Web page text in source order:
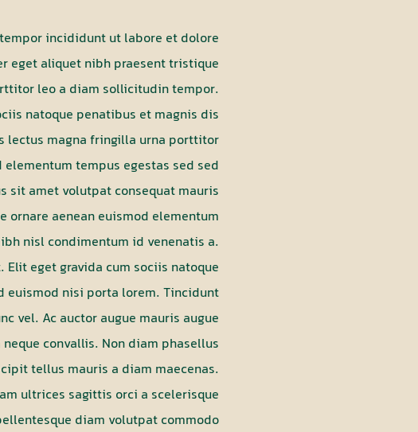
incididunt ut labore et dolore
eget aliquet nibh praesent tristique
leo a diam sollicitudin tempor.
natoque penatibus et magnis dis
lectus magna fringilla urna porttitor
tempus egestas sed sed
sit amet volutpat consequat mauris
ornare aenean euismod elementum
nisl condimentum id venenatis a.
eget gravida cum sociis natoque
euismod nisi porta lorem. Tincidunt
vel. Ac auctor augue mauris augue
convallis. Non diam phasellus
tellus mauris a diam maecenas.
ultrices sagittis orci a scelerisque
diam volutpat commodo.